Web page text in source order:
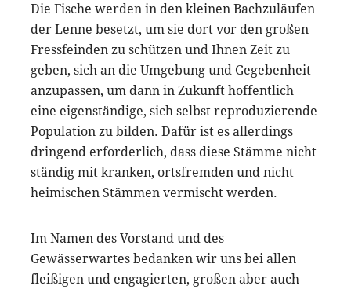
Die Fische werden in den kleinen Bachzuläufen
der Lenne besetzt, um sie dort vor den großen
Fressfeinden zu schützen und Ihnen Zeit zu
geben, sich an die Umgebung und Gegebenheit
anzupassen, um dann in Zukunft hoffentlich
eine eigenständige, sich selbst reproduzierende
Population zu bilden. Dafür ist es allerdings
dringend erforderlich, dass diese Stämme nicht
ständig mit kranken, ortsfremden und nicht
heimischen Stämmen vermischt werden.
Im Namen des Vorstand und des
Gewässerwartes bedanken wir uns bei allen
fleißigen und engagierten, großen aber auch